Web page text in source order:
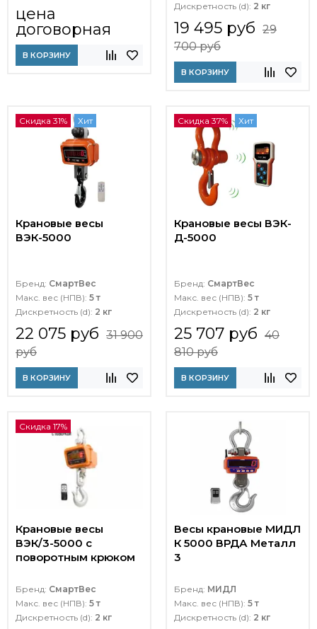
цена
договорная
В КОРЗИНУ
Дискретность (d): 2 кг
19 495 руб 29
700 руб
В КОРЗИНУ
Скидка 31% Хит
Крановые весы
ВЭК-5000
Бренд: СмартВес
Макс. вес (НПВ): 5 т
Дискретность (d): 2 кг
22 075 руб 31 900
руб
В КОРЗИНУ
Скидка 37% Хит
Крановые весы ВЭК-
Д-5000
Бренд: СмартВес
Макс. вес (НПВ): 5 т
Дискретность (d): 2 кг
25 707 руб 40
810 руб
В КОРЗИНУ
Скидка 17%
Крановые весы
ВЭК/3-5000 с
поворотным крюком
Бренд: СмартВес
Макс. вес (НПВ): 5 т
Дискретность (d): 2 кг
Весы крановые МИДЛ
К 5000 ВРДА Металл
3
Бренд: МИДЛ
Макс. вес (НПВ): 5 т
Дискретность (d): 2 кг